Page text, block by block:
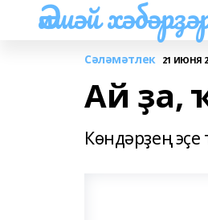
Әлшәй
Сәләмәтлек 21 ИЮНЯ
Ай ҙа,
Көндәрҙең